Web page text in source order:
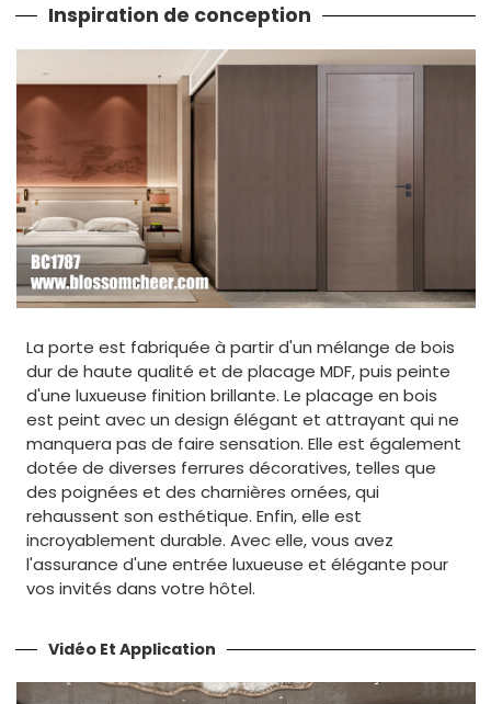
Inspiration de conception
La porte est fabriquée à partir d'un mélange de bois
dur de haute qualité et de placage MDF, puis peinte
d'une luxueuse finition brillante. Le placage en bois
est peint avec un design élégant et attrayant qui ne
manquera pas de faire sensation. Elle est également
dotée de diverses ferrures décoratives, telles que
des poignées et des charnières ornées, qui
rehaussent son esthétique. Enfin, elle est
incroyablement durable. Avec elle, vous avez
l'assurance d'une entrée luxueuse et élégante pour
vos invités dans votre hôtel.
Vidéo Et Application